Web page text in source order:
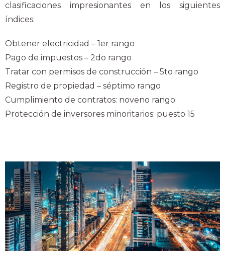
clasificaciones impresionantes en los siguientes
índices:
Obtener electricidad – 1er rango
Pago de impuestos – 2do rango
Tratar con permisos de construcción – 5to rango
Registro de propiedad – séptimo rango
Cumplimiento de contratos: noveno rango.
Protección de inversores minoritarios: puesto 15